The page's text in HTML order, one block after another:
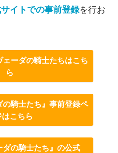
イトでの事前登録を行お
ーダの騎士たちはこち
ら
の騎士たち』事前登録ペ
こちら
ダの騎士たち』の公式